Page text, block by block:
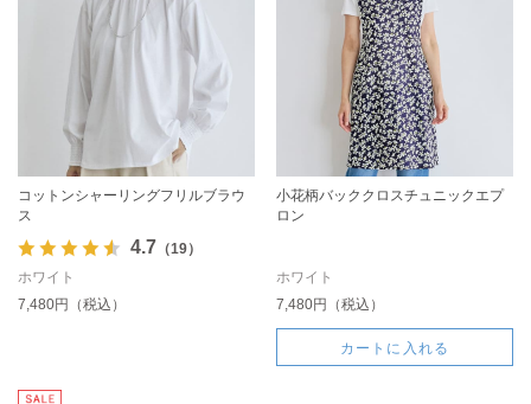
コットンシャーリングフリルブラウ
ス
4.7 （19）
ホワイト
7,480円（税込）
小花柄バッククロスチュニックエプ
ロン
ホワイト
7,480円（税込）
カートに入れる